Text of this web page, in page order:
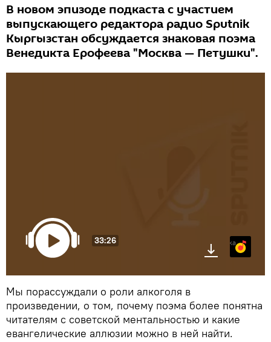
В новом эпизоде подкаста с участием
выпускающего редактора радио Sputnik
Кыргызстан обсуждается знаковая поэма
Венедикта Ерофеева "Москва — Петушки".
33:26 Яндекс.Музыка
Мы порассуждали о роли алкоголя в
произведении, о том, почему поэма более понятна
читателям с советской ментальностью и какие
евангелические аллюзии можно в ней найти.